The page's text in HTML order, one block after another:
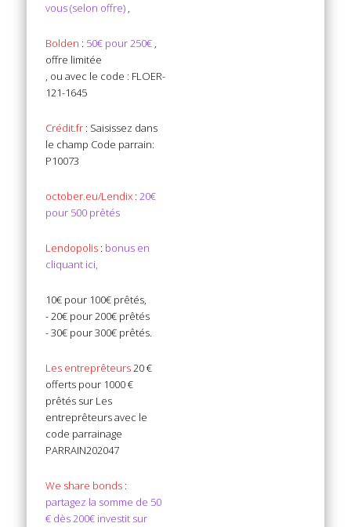
vous (selon offre) ,
Bolden : 50€ pour 250€ ,
offre limitée
, ou avec le code : FLOER-
121-1645
Crédit.fr : Saisissez dans
le champ Code parrain:
P10073
october.eu/Lendix : 20€
pour 500 prêtés
Lendopolis : bonus en
cliquant ici,
10€ pour 100€ prêtés,
- 20€ pour 200€ prêtés
- 30€ pour 300€ prêtés.
Les entreprêteurs20 €
offerts pour 1000 €
prêtés sur Les
entreprêteurs avec le
code parrainage
PARRAIN202047
We share bonds :
partagez la somme de 50
€ dès 200€ investit sur